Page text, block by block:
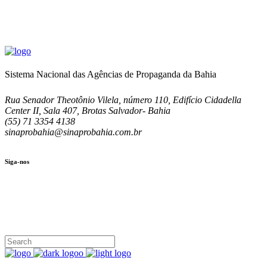
Sistema Nacional das Agências de Propaganda da Bahia
Rua Senador Theotônio Vilela, número 110, Edifício Cidadella
Center II, Sala 407, Brotas Salvador- Bahia
(55) 71 3354 4138
sinaprobahia@sinaprobahia.com.br
Siga-nos